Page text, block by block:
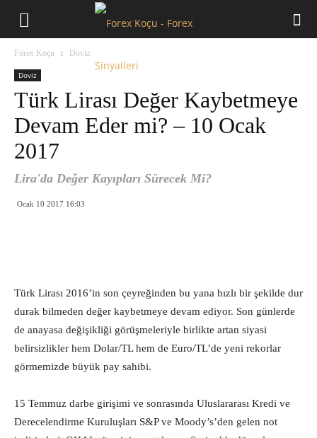
Forex Koçu Doviz
Doviz
Türk Lirası Değer Kaybetmeye
Devam Eder mi? – 10 Ocak
2017
Lira'da Değer Kayıpları Sürecek Mi?
Ocak 10 2017 16:03
Türk Lirası 2016’in son çeyreğinden bu yana hızlı bir şekilde dur
durak bilmeden değer kaybetmeye devam ediyor. Son günlerde
de anayasa değişikliği görüşmeleriyle birlikte artan siyasi
belirsizlikler hem Dolar/TL hem de Euro/TL’de yeni rekorlar
görmemizde büyük pay sahibi.
15 Temmuz darbe girişimi ve sonrasında Uluslararası Kredi ve
Derecelendirme Kuruluşları S&P ve Moody’s’den gelen not